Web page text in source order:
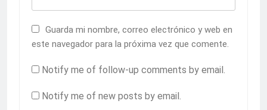
Guarda mi nombre, correo electrónico y web en
este navegador para la próxima vez que comente.
Notify me of follow-up comments by email.
Notify me of new posts by email.